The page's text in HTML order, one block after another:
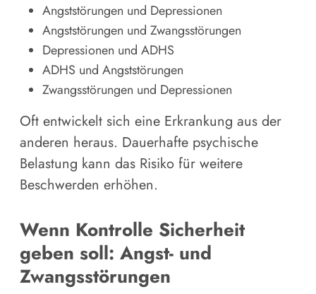
Angststörungen und Depressionen
Angststörungen und Zwangsstörungen
Depressionen und ADHS
ADHS und Angststörungen
Zwangsstörungen und Depressionen
Oft entwickelt sich eine Erkrankung aus der
anderen heraus. Dauerhafte psychische
Belastung kann das Risiko für weitere
Beschwerden erhöhen.
Wenn Kontrolle Sicherheit
geben soll: Angst- und
Zwangsstörungen